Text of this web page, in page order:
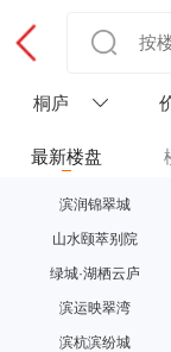
桐庐
最新楼盘
滨润锦翠城
山水颐萃别院
绿城·湖栖云庐
滨运映翠湾
滨杭滨纷城